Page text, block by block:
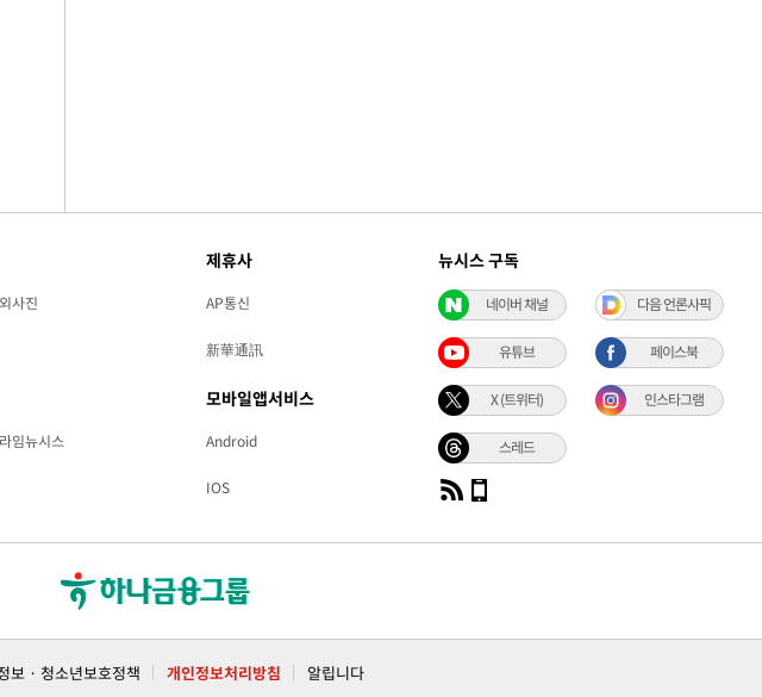
사진
임뉴시스
제휴사
AP통신
新華通訊
모바일앱서비스
Android
IOS
뉴시스 구독
네이버 채널 다음 언론사픽
유튜브 페이스북
X (트위터) 인스타그램
스레드
보 · 청소년보호정책 개인정보처리방침 알립니다